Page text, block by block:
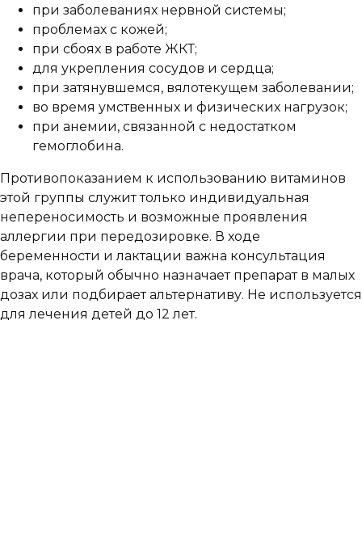
при заболеваниях нервной системы;
проблемах с кожей;
при сбоях в работе ЖКТ;
для укрепления сосудов и сердца;
при затянувшемся, вялотекущем заболевании;
во время умственных и физических нагрузок;
при анемии, связанной с недостатком
гемоглобина.
Противопоказанием к использованию витаминов
этой группы служит только индивидуальная
непереносимость и возможные проявления
аллергии при передозировке. В ходе
беременности и лактации важна консультация
врача, который обычно назначает препарат в малых
дозах или подбирает альтернативу. Не используется
для лечения детей до 12 лет.